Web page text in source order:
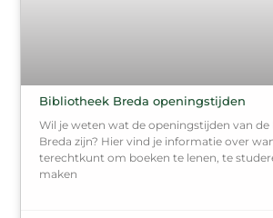
Bibliotheek Breda openingstijden
Wil je weten wat de openingstijden van de
Breda zijn? Hier vind je informatie over
terechtkunt om boeken te lenen, te
maken